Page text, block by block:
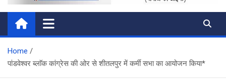
Home
पांडवेश्वर ब्लाॅक कांग्रेस की ओर से शीतलपुर में कर्मी सभा का आयोजन किया*